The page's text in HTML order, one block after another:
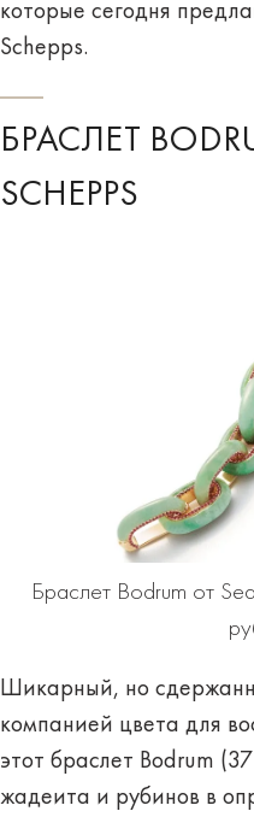
которые сегодня
Schepps.
БРАСЛЕТ
SCHEPPS
Браслет Bodrum от
Шикарный, но
компанией цвета для
этот браслет Bodrum
жадеита и рубинов в